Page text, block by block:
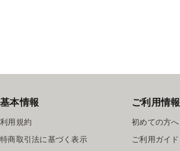
基本情報
利用規約
特商取引法に基づく表示
ご利用情報
初めての方へ
ご利用ガイド